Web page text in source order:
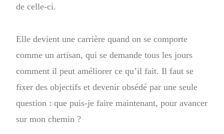
de celle-ci.
Elle devient une carrière quand on se comporte
comme un artisan, qui se demande tous les jours
comment il peut améliorer ce qu’il fait. Il faut se
fixer des objectifs et devenir obsédé par une seule
question : que puis-je faire maintenant, pour avancer
sur mon chemin ?